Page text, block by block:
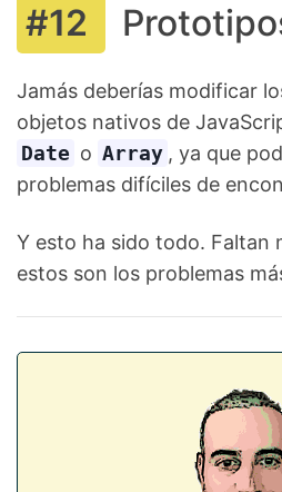
Jamás deberías modificar
objetos nativos de
Date o Array , ya que
problemas difíciles de
Y esto ha sido todo. Faltan
estos son los problemas